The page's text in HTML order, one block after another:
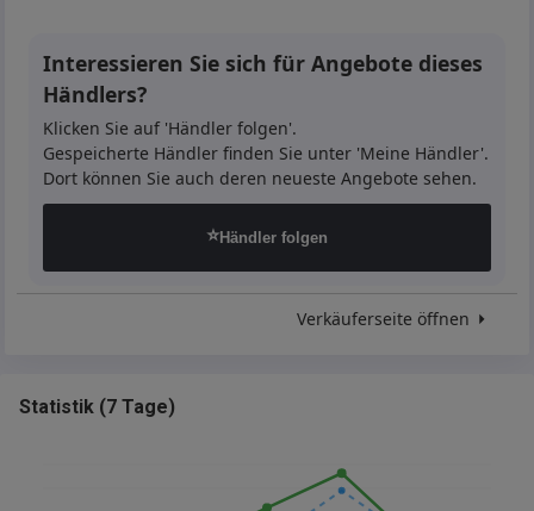
Interessieren Sie sich für Angebote dieses
Händlers?
Klicken Sie auf 'Händler folgen'.
Gespeicherte Händler finden Sie unter 'Meine Händler'.
Dort können Sie auch deren neueste Angebote sehen.
⭐Händler folgen
Verkäuferseite öffnen
Statistik (7 Tage)